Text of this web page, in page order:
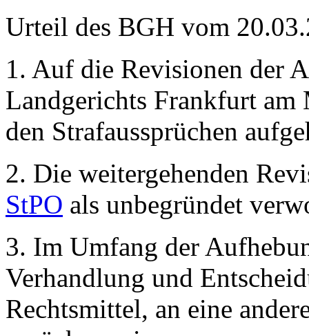
Urteil des BGH vom
1. Auf die Revisionen der
Landgerichts Frankfurt
den Strafaussprüchen
2. Die weitergehenden
StPO als unbegründet
3. Im Umfang der
Verhandlung und
Rechtsmittel, an eine